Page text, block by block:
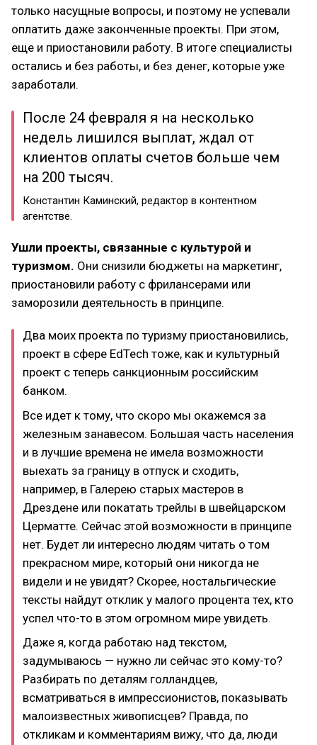
только насущные вопросы, и поэтому не успевали
оплатить даже законченные проекты. При этом,
еще и приостановили работу. В итоге специалисты
остались и без работы, и без денег, которые уже
заработали.
После 24 февраля я на несколько
недель лишился выплат, ждал от
клиентов оплаты счетов больше чем
на 200 тысяч.
Константин Каминский, редактор в контентном
агентстве.
Ушли проекты, связанные с культурой и
туризмом. Они снизили бюджеты на маркетинг,
приостановили работу с фрилансерами или
заморозили деятельность в принципе.
Два моих проекта по туризму приостановились,
проект в сфере EdTech тоже, как и культурный
проект с теперь санкционным российским
банком.
Все идет к тому, что скоро мы окажемся за
железным занавесом. Большая часть населения
и в лучшие времена не имела возможности
выехать за границу в отпуск и сходить,
например, в Галерею старых мастеров в
Дрездене или покатать трейлы в швейцарском
Церматте. Сейчас этой возможности в принципе
нет. Будет ли интересно людям читать о том
прекрасном мире, который они никогда не
видели и не увидят? Скорее, ностальгические
тексты найдут отклик у малого процента тех, кто
успел что-то в этом огромном мире увидеть.
Даже я, когда работаю над текстом,
задумываюсь — нужно ли сейчас это кому-то?
Разбирать по деталям голландцев,
всматриваться в импрессионистов, показывать
малоизвестных живописцев? Правда, по
откликам и комментариям вижу, что да, люди